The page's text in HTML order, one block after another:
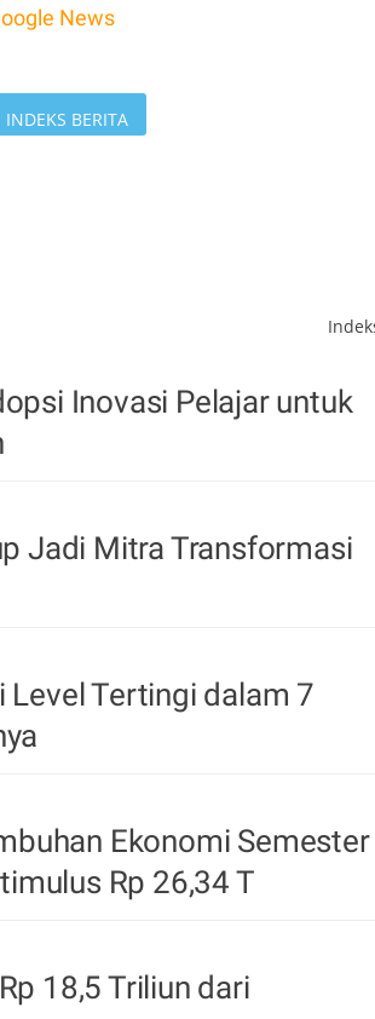
News
INDEKS BERITA
Inovasi Pelajar untuk
Jadi Mitra Transformasi
Level Tertingi dalam 7
Ekonomi Semester
Rp 26,34 T
18,5 Triliun dari